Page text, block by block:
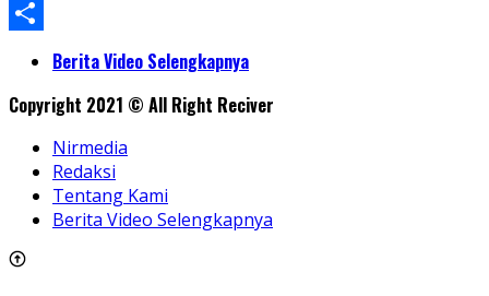
WhatsApp
ShareBerita Video Selengkapnya
Copyright 2021 © All Right Reciver
Nirmedia
Redaksi
Tentang Kami
Berita Video Selengkapnya